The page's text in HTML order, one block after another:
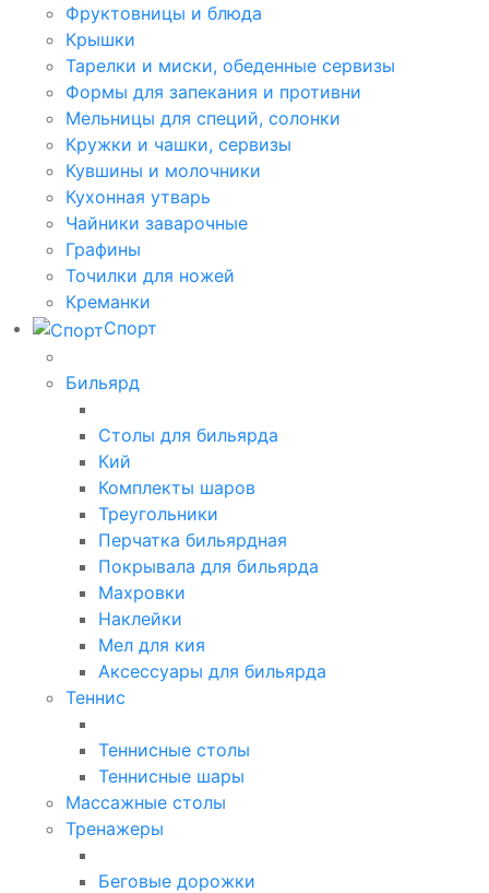
Фруктовницы и блюда
Крышки
Тарелки и миски, обеденные сервизы
Формы для запекания и противни
Мельницы для специй, солонки
Кружки и чашки, сервизы
Кувшины и молочники
Кухонная утварь
Чайники заварочные
Графины
Точилки для ножей
Креманки
Спорт
Бильярд
Столы для бильярда
Кий
Комплекты шаров
Треугольники
Перчатка бильярдная
Покрывала для бильярда
Махровки
Наклейки
Мел для кия
Аксессуары для бильярда
Теннис
Теннисные столы
Теннисные шары
Массажные столы
Тренажеры
Беговые дорожки